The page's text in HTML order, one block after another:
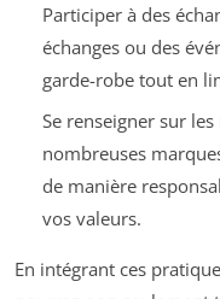
Participer à des
échanges ou des
garde-robe tout en
Se renseigner sur
nombreuses
de manière
vos valeurs.
En intégrant ces